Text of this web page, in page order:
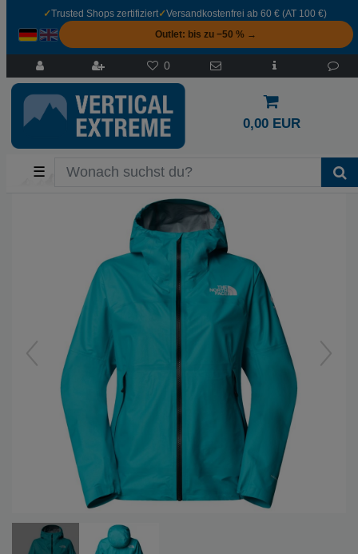
✓Trusted Shops zertifiziert✓Versandkostenfrei ab 60 € (AT 100 €)
Outlet: bis zu −50 % →
0
0,00 EUR
☰